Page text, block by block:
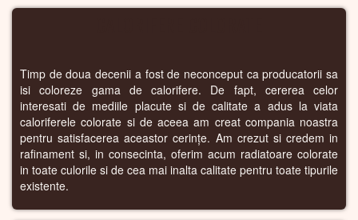
Timp de doua decenii a fost de neconceput ca producatorii sa
isi coloreze gama de calorifere. De fapt, cererea celor
interesati de mediile placute si de calitate a adus la viata
caloriferele colorate si de aceea am creat compania noastra
pentru satisfacerea aceastor cerințe. Am crezut si credem in
rafinament si, in consecinta, oferim acum radiatoare colorate
in toate culorile si de cea mai inalta calitate pentru toate tipurile
existente.